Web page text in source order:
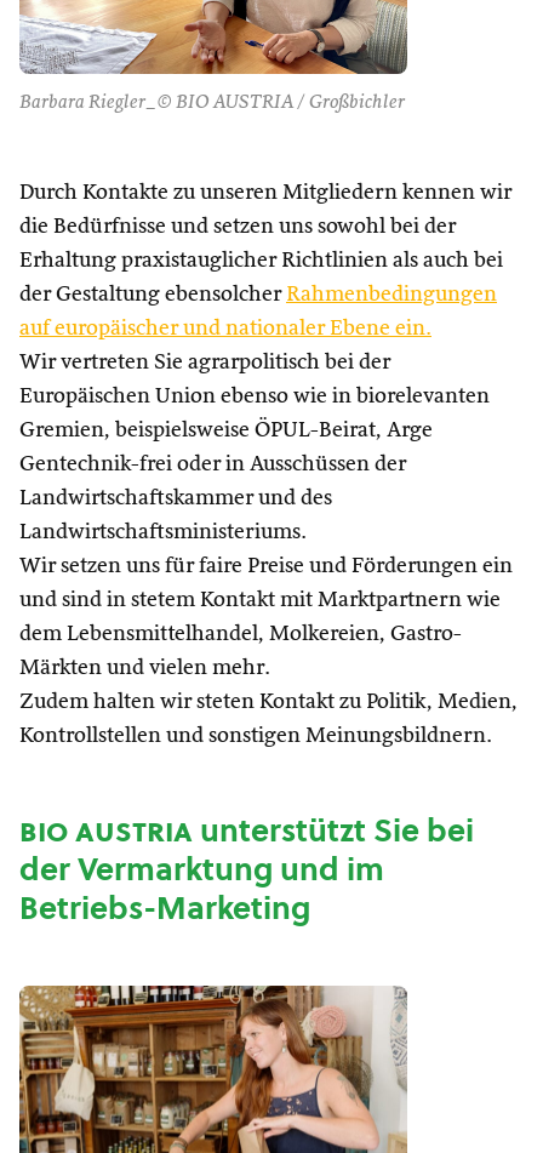
Barbara Riegler_© BIO AUSTRIA / Großbichler
Durch Kontakte zu unseren Mitgliedern kennen wir
die Bedürfnisse und setzen uns sowohl bei der
Erhaltung praxistauglicher Richtlinien als auch bei
der Gestaltung ebensolcher Rahmenbedingungen
auf europäischer und nationaler Ebene ein.
Wir vertreten Sie agrarpolitisch bei der
Europäischen Union ebenso wie in biorelevanten
Gremien, beispielsweise ÖPUL-Beirat, Arge
Gentechnik-frei oder in Ausschüssen der
Landwirtschaftskammer und des
Landwirtschaftsministeriums.
Wir setzen uns für faire Preise und Förderungen ein
und sind in stetem Kontakt mit Marktpartnern wie
dem Lebensmittelhandel, Molkereien, Gastro-
Märkten und vielen mehr.
Zudem halten wir steten Kontakt zu Politik, Medien,
Kontrollstellen und sonstigen Meinungsbildnern.
bio austriaunterstützt Sie bei
der Vermarktung und im
Betriebs-Marketing